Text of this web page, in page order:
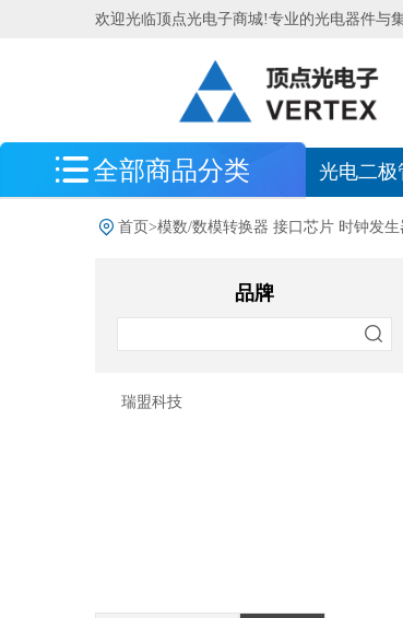
欢迎光临顶点光电子商城!专业的光电器件与
全部商品分类
光电探测器
光学测量系统
最新到货 光电二极
首页 >模数/数模转换器 接口芯片 时钟发
品牌
瑞盟科技